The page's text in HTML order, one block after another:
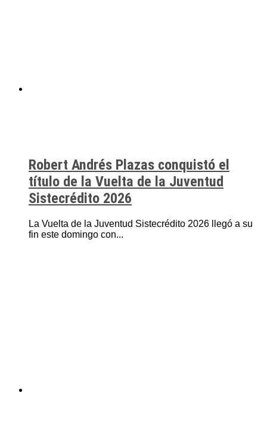
Robert Andrés Plazas conquistó el
título de la Vuelta de la Juventud
Sistecrédito 2026
La Vuelta de la Juventud Sistecrédito 2026 llegó a su
fin este domingo con...